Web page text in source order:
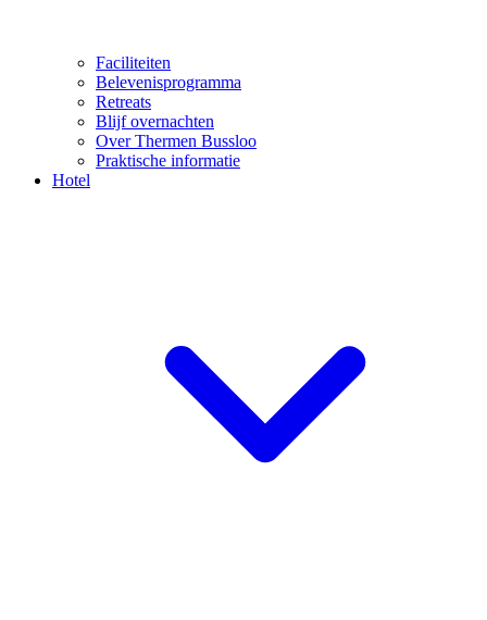
Faciliteiten
Belevenisprogramma
Retreats
Blijf overnachten
Over Thermen Bussloo
Praktische informatie
Hotel